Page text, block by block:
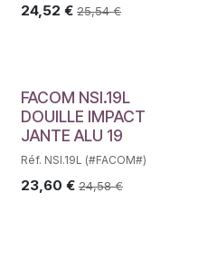
24,52 € 25,54€
FACOM NSI.19L
DOUILLE IMPACT
JANTE ALU 19
Réf. NSI.19L (#FACOM#)
23,60 € 24,58€